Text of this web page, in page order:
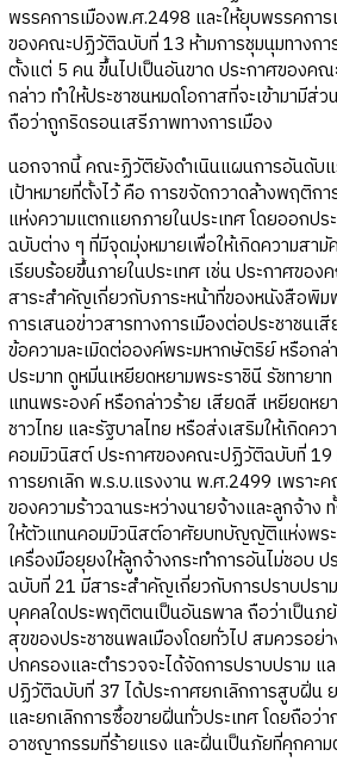
พรรคการเมืองพ.ศ.2498 และให้ยุบพรรคการ
ของคณะปฏิวัติฉบับที่ 13 ห้ามการชุมนุมทางกา
ตั้งแต่ 5 คน ขึ้นไปเป็นอันขาด ประกาศของค
กล่าว ทำให้ประชาชนหมดโอกาสที่จะเข้ามามีส่
ถือว่าถูกริดรอนเสรีภาพทางการเมือง
นอกจากนี้ คณะฏิวัติยังดำเนินแผนการอันดับ
เป้าหมายที่ตั้งไว้ คือ การขจัดกวาดล้างพฤติก
แห่งความแตกแยกภายในประเทศ โดยออกป
ฉบับต่าง ๆ ที่มีจุดมุ่งหมายเพื่อให้เกิดความสา
เรียบร้อยขึ้นภายในประเทศ เช่น ประกาศขอ
สาระสำคัญเกี่ยวกับภาระหน้าที่ของหนังสือพิม
การเสนอข่าวสารทางการเมืองต่อประชาชนเสี
ข้อความละเมิดต่อองค์พระมหากษัตริย์ หรือกล่
ประมาท ดูหมิ่นเหยียดหยามพระราชินี รัชทายา
แทนพระองค์ หรือกล่าวร้าย เสียดสี เหยียดหย
ชาวไทย และรัฐบาลไทย หรือส่งเสริมให้เกิดคว
คอมมิวนิสต์ ประกาศของคณะปฏิวัติฉบับที่ 19
การยกเลิก พ.ร.บ.แรงงาน พ.ศ.2499 เพราะ
ของความร้าวฉานระหว่างนายจ้างและลูกจ้าง
ให้ตัวแทนคอมมิวนิสต์อาศัยบทบัญญัติแห่งพร
เครื่องมือยุยงให้ลูกจ้างกระทำการอันไม่ชอบ
ฉบับที่ 21 มีสาระสำคัญเกี่ยวกับการปราบปรา
บุคคลใดประพฤติตนเป็นอันธพาล ถือว่าเป็นภ
สุขของประชาชนพลเมืองโดยทั่วไป สมควรอย่
ปกครองและตำรวจจะได้จัดการปราบปราม แ
ปฏิวัติฉบับที่ 37 ได้ประกาศยกเลิกการสูบฝิ่น
และยกเลิกการซื้อขายฝิ่นทั่วประเทศ โดยถือว่
อาชญากรรมที่ร้ายแรง และฝิ่นเป็นภัยที่คุกคาม